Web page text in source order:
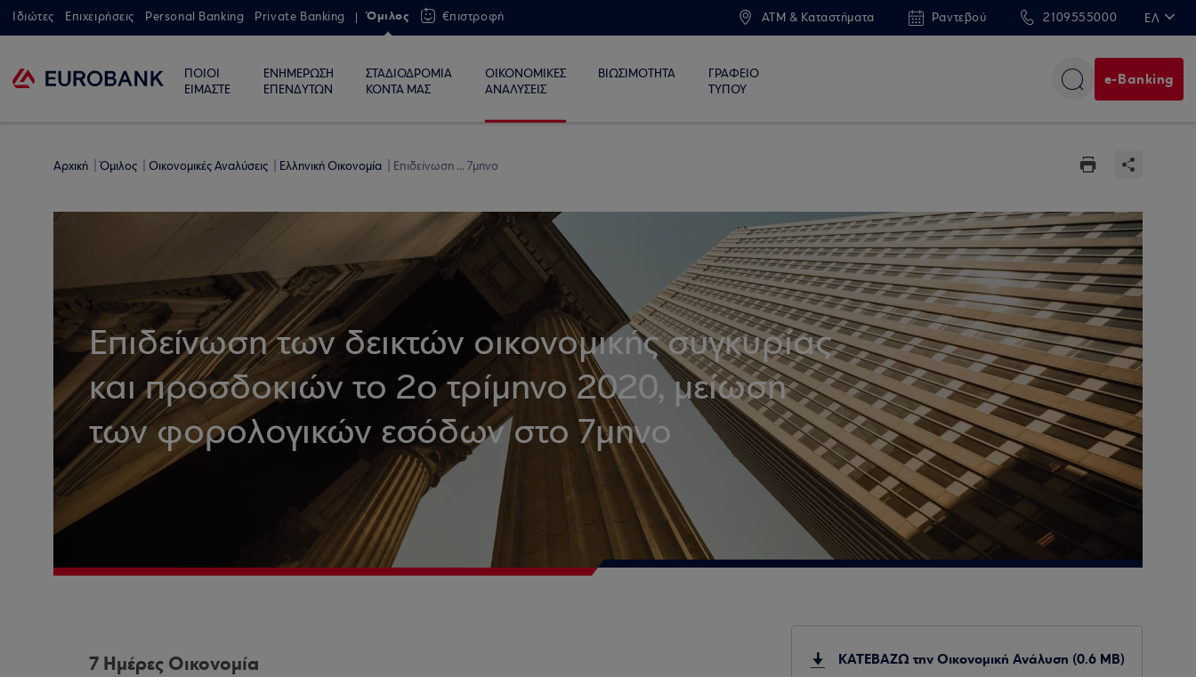
Ιδιώτες Επιχειρήσεις Personal Banking Private Banking Όμιλος €πιστροφή ATM & Καταστήματα Ραντεβού 2109555000 ΕΛ
ΠΟΙΟΙ
ΕΙΜΑΣΤΕ
ΕΝΗΜΕΡΩΣΗ
ΕΠΕΝΔΥΤΩΝ
ΣΤΑΔΙΟΔΡΟΜΙΑ
ΚΟΝΤΑ ΜΑΣ
ΟΙΚΟΝΟΜΙΚΕΣ
ΑΝΑΛΥΣΕΙΣ
ΒΙΩΣΙΜΟΤΗΤΑ
ΓΡΑΦΕΙΟ
ΤΥΠΟΥ
e-Banking
Αρχική Όμιλος Οικονομικές Αναλύσεις Ελληνική Οικονομία Επιδείνωση ... 7μηνο
Επιδείνωση των δεικτών οικονομικής συγκυρίας
και προσδοκιών το 2ο τρίμηνο 2020, μείωση
των φορολογικών εσόδων στο 7μηνο
7 Ημέρες Οικονομία ΚΑΤΕΒΑΖΩ την Οικονομική Ανάλυση (0.6 MB)